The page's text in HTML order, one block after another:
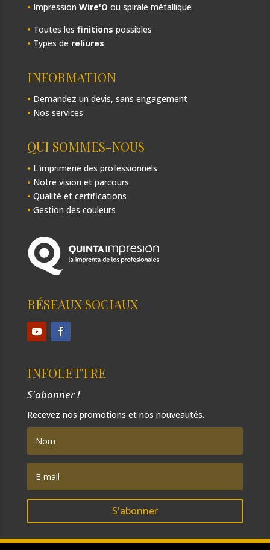
• Impression Wire'O ou spirale métallique
• Toutes les finitions possibles
• Types de reliures
INFORMATION
• Demandez un devis, sans engagement
• Nos services
QUI SOMMES-NOUS
• L'imprimerie des professionnels
• Notre vision et parcours
• Qualité et certifications
• Gestion des couleurs
RÉSEAUX SOCIAUX
INFOLETTRE
S'abonner !
Recevez nos promotions et nos nouveautés.
S'abonner